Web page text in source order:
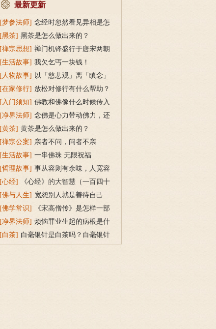
最新更新
[梦参法师] 念经时忽然看见异相是怎
么回事？
[黑茶] 黑茶是怎么做出来的？
[禅宗思想] 禅门机锋盛行于唐宋两朝
原因是什么？
[生活故事] 我欠乞丐一块钱！
[人物故事] 以「慈悲观」离「瞋念」
[在家修行] 放松对修行有什么帮助？
[入门须知] 佛教和佛像什么时候传入
中国？
[净界法师] 念佛是心力带动佛力，还
是佛力带动心力？
[黄茶] 黄茶是怎么做出来的？
[禅宗公案] 亲者不问，问者不亲
[生活故事] 一串佛珠 无限祝福
[哲理故事] 事从容则有余味，人宽容
则有余年
[心经]
《心经》的大智慧（一百四十
四）
[佛与人生] 宽恕别人就是善待自己
[佛学常识]
《宋高僧传》是怎样一部
书？
[净界法师] 烦恼罪业生起的病根是什
么？
[白茶] 白毫银针是白茶吗？白毫银针